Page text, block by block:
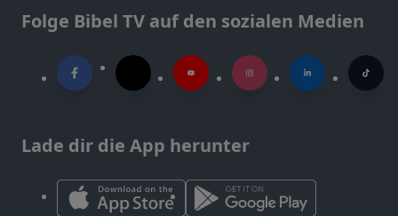
Folge Bibel TV auf den sozialen Medien
Lade dir die App herunter